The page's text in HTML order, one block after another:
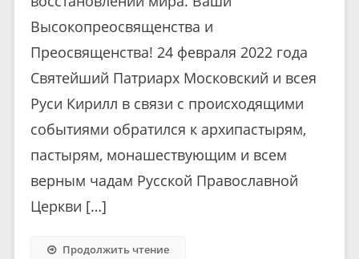
Высокопреосвященства и
Преосвященства! 24 февраля 2022 года
Святейший Патриарх Московский и всея
Руси Кирилл в связи с происходящими
событиями обратился к архипастырям,
пастырям, монашествующим и всем
верным чадам Русской Православной
Церкви […]
Продолжить чтение